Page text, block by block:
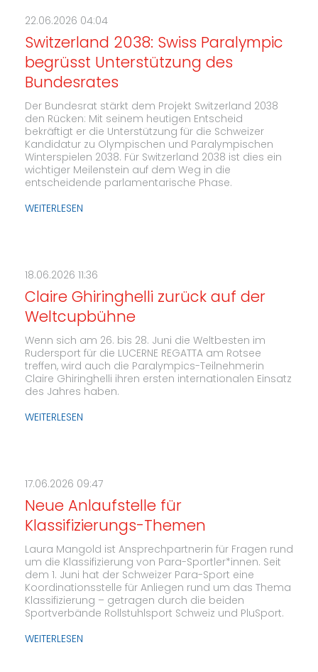
22.06.2026 04:04
Switzerland 2038: Swiss Paralympic
begrüsst Unterstützung des
Bundesrates
Der Bundesrat stärkt dem Projekt Switzerland 2038
den Rücken: Mit seinem heutigen Entscheid
bekräftigt er die Unterstützung für die Schweizer
Kandidatur zu Olympischen und Paralympischen
Winterspielen 2038. Für Switzerland 2038 ist dies ein
wichtiger Meilenstein auf dem Weg in die
entscheidende parlamentarische Phase.
WEITERLESEN
18.06.2026 11:36
Claire Ghiringhelli zurück auf der
Weltcupbühne
Wenn sich am 26. bis 28. Juni die Weltbesten im
Rudersport für die LUCERNE REGATTA am Rotsee
treffen, wird auch die Paralympics-Teilnehmerin
Claire Ghiringhelli ihren ersten internationalen Einsatz
des Jahres haben.
WEITERLESEN
17.06.2026 09:47
Neue Anlaufstelle für
Klassifizierungs-Themen
Laura Mangold ist Ansprechpartnerin für Fragen rund
um die Klassifizierung von Para-Sportler*innen. Seit
dem 1. Juni hat der Schweizer Para-Sport eine
Koordinationsstelle für Anliegen rund um das Thema
Klassifizierung – getragen durch die beiden
Sportverbände Rollstuhlsport Schweiz und PluSport.
WEITERLESEN